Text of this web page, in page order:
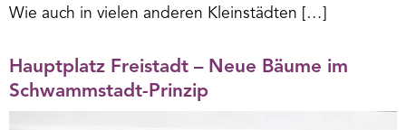
Wie auch in vielen anderen Kleinstädten […]
Hauptplatz Freistadt – Neue Bäume im
Schwammstadt-Prinzip